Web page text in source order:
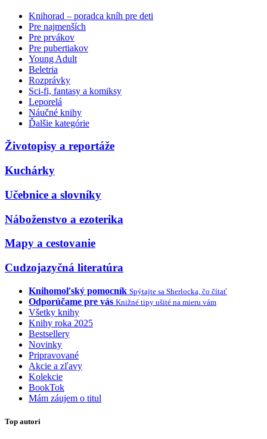
Knihorad – poradca kníh pre deti
Pre najmenších
Pre prvákov
Pre pubertiakov
Young Adult
Beletria
Rozprávky
Sci-fi, fantasy a komiksy
Leporelá
Náučné knihy
Ďalšie kategórie
Životopisy a reportáže
Kuchárky
Učebnice a slovníky
Náboženstvo a ezoterika
Mapy a cestovanie
Cudzojazyčná literatúra
Knihomoľský pomocník Spýtajte sa Sherlocka, čo čítať
Odporúčame pre vás Knižné tipy ušité na mieru vám
Všetky knihy
Knihy roka 2025
Bestsellery
Novinky
Pripravované
Akcie a zľavy
Kolekcie
BookTok
Mám záujem o titul
Top autori